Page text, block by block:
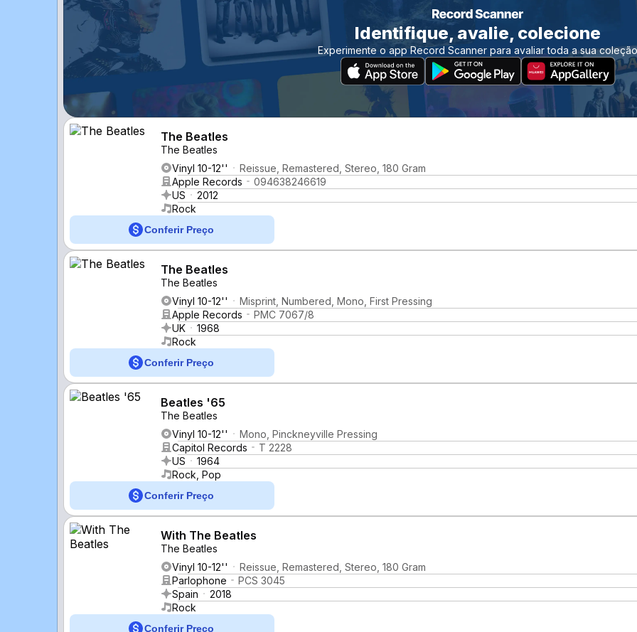
Identifique, avalie, colecione
Experimente o app Record Scanner para avaliar toda a sua coleção
The Beatles
The Beatles
Vinyl 10-12''
Reissue, Remastered, Stereo, 180 Gram
Apple Records
094638246619
US
2012
Rock
Conferir Preço
The Beatles
The Beatles
Vinyl 10-12''
Misprint, Numbered, Mono, First Pressing
Apple Records
PMC 7067/8
UK
1968
Rock
Conferir Preço
Beatles '65
The Beatles
Vinyl 10-12''
Mono, Pinckneyville Pressing
Capitol Records
T 2228
US
1964
Rock, Pop
Conferir Preço
With The Beatles
The Beatles
Vinyl 10-12''
Reissue, Remastered, Stereo, 180 Gram
Parlophone
PCS 3045
Spain
2018
Rock
Conferir Preço